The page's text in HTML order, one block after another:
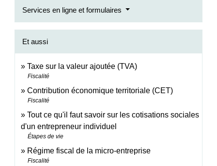
Services en ligne et formulaires
Et aussi
Taxe sur la valeur ajoutée (TVA)
Fiscalité
Contribution économique territoriale (CET)
Fiscalité
Tout ce qu'il faut savoir sur les cotisations sociales
d'un entrepreneur individuel
Étapes de vie
Régime fiscal de la micro-entreprise
Fiscalité